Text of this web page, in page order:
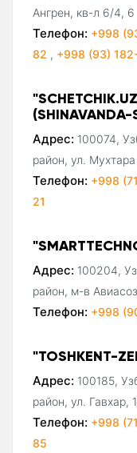
Ангрен, кв-л 6/4, 6
Телефон: +998
82 , +998 (93)
Адрес: 100074,
район, ул.
Телефон: +998
21
Адрес: 100204,
район, м-в
Телефон: +998
"TOSHKENT-
Адрес: 100185,
район, ул. Гавхар,
Телефон: +998
85